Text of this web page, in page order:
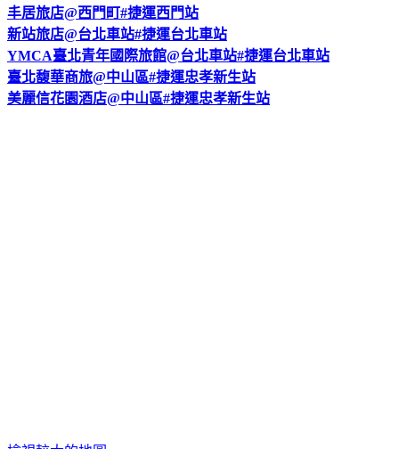
丰居旅店@西門町#捷運西門站
新站旅店@台北車站#捷運台北車站
YMCA臺北青年國際旅館@台北車站#捷運台北車站
臺北馥華商旅@中山區#捷運忠孝新生站
美麗信花園酒店@中山區#捷運忠孝新生站